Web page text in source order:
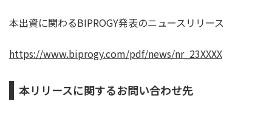
本出資に関わるBIPROGY発表のニュースリリース
https://www.biprogy.com/pdf/news/nr_23XXXX
本リリースに関するお問い合わせ先